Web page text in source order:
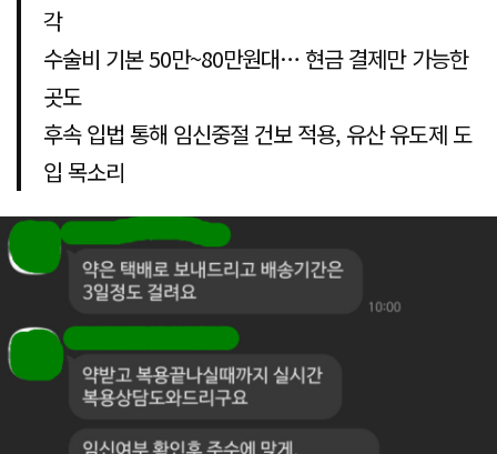
각
수술비 기본 50만~80만원대… 현금 결제만 가능한
곳도
후속 입법 통해 임신중절 건보 적용, 유산 유도제 도
입 목소리